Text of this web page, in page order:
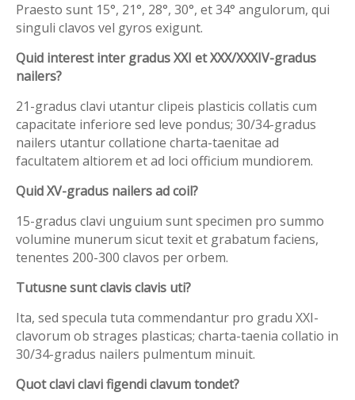
Praesto sunt 15°, 21°, 28°, 30°, et 34° angulorum, qui
singuli clavos vel gyros exigunt.
Quid interest inter gradus XXI et XXX/XXXIV-gradus
nailers?
21-gradus clavi utantur clipeis plasticis collatis cum
capacitate inferiore sed leve pondus; 30/34-gradus
nailers utantur collatione charta-taenitae ad
facultatem altiorem et ad loci officium mundiorem.
Quid XV-gradus nailers ad coil?
15-gradus clavi unguium sunt specimen pro summo
volumine munerum sicut texit et grabatum faciens,
tenentes 200-300 clavos per orbem.
Tutusne sunt clavis clavis uti?
Ita, sed specula tuta commendantur pro gradu XXI-
clavorum ob strages plasticas; charta-taenia collatio in
30/34-gradus nailers pulmentum minuit.
Quot clavi clavi figendi clavum tondet?